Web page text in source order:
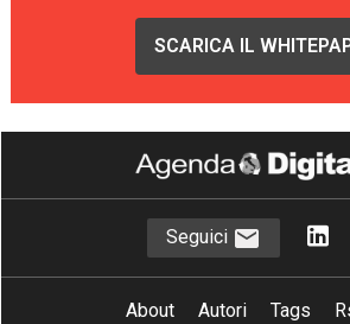
SCARICA IL
Seguici
About Autori Tags